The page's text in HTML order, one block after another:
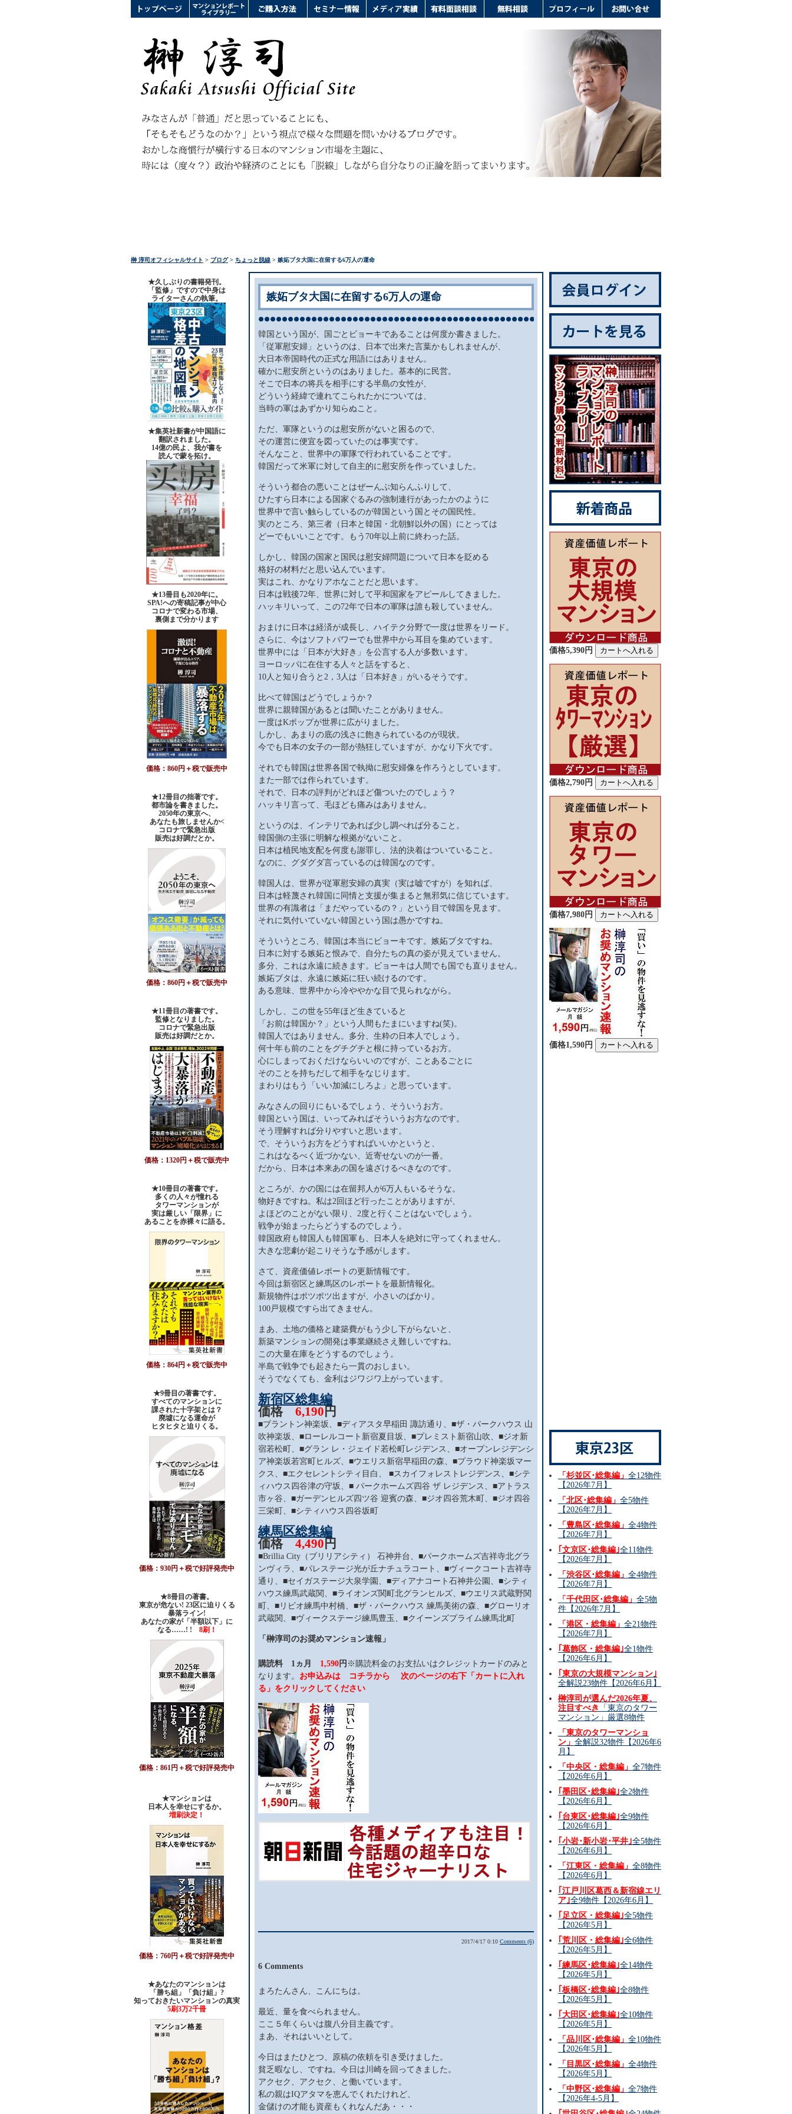
榊 淳司オフィシャルサイト > ブログ> ちょっと脱線 > 嫉妬ブタ大国に在留する6万人の運命
★久しぶりの書籍発刊。
「監修」ですので中身は
ライターさんの執筆。
★集英社新書が中国語に
翻訳されました。
14億の民よ、我が書を
読んで蒙を拓け。
★13冊目も2020年に。
SPA!への寄稿記事が中心
コロナで変わる市場、
裏側まで分かります
価格：860円＋税で販売中
★12冊目の拙著です。
都市論を書きました。
2050年の東京へ、
あなたも旅しませんか<
コロナで緊急出版
販売は好調だとか。
価格：860円＋税で販売中
★11冊目の著書です。
監修となりました。
コロナで緊急出版
販売は好調だとか。
価格：1320円＋税で販売中
★10冊目の著書です。
多くの人々が憧れる
タワーマンションが
実は厳しい「限界」に
あることを赤裸々に語る。
価格：864円＋税で販売中
★9冊目の著書です。
すべてのマンションに
課された十字架とは？
廃墟になる運命が
ヒタヒタと迫りくる。
価格：930円＋税で好評発売中
★8冊目の著書。
東京が危ない! 23区に迫りくる
暴落ライン!
あなたの家が「半額以下」に
なる……! ! 8刷！
価格：861円＋税で好評発売中
★マンションは
日本人を幸せにするか。
増刷決定！
価格：760円＋税で好評発売中
★あなたのマンションは
「勝ち組」「負け組」?
知っておきたいマンションの真実
5刷3万2千冊
嫉妬ブタ大国に在留する6万人の運命
韓国という国が、国ごとビョーキであることは何度か書きました。
「従軍慰安婦」というのは、日本で出来た言葉かもしれませんが、
大日本帝国時代の正式な用語にはありません。
確かに慰安所というのはありました。基本的に民営。
そこで日本の将兵を相手にする半島の女性が、
どういう経緯で連れてこられたかについては、
当時の軍はあずかり知らぬこと。
ただ、軍隊というのは慰安所がないと困るので、
その運営に便宜を図っていたのは事実です。
そんなこと、世界中の軍隊で行われていることです。
韓国だって米軍に対して自主的に慰安所を作っていました。
そういう都合の悪いことはぜーんぶ知らんふりして、
ひたすら日本による国家ぐるみの強制連行があったかのように
世界中で言い触らしているのが韓国という国とその国民性。
実のところ、第三者（日本と韓国・北朝鮮以外の国）にとっては
どーでもいいことです。もう70年以上前に終わった話。
しかし、韓国の国家と国民は慰安婦問題について日本を貶める
格好の材料だと思い込んでいます。
実はこれ、かなりアホなことだと思います。
日本は戦後72年、世界に対して平和国家をアピールしてきました。
ハッキリいって、この72年で日本の軍隊は誰も殺していません。
おまけに日本は経済が成長し、ハイテク分野で一度は世界をリード。
さらに、今はソフトパワーでも世界中から耳目を集めています。
世界中には「日本が大好き」を公言する人が多数います。
ヨーロッパに在住する人々と話をすると、
10人と知り合うと2，3人は「日本好き」がいるそうです。
比べて韓国はどうでしょうか？
世界に親韓国があるとは聞いたことがありません。
一度はKポップが世界に広がりました。
しかし、あまりの底の浅さに飽きられているのが現状。
今でも日本の女子の一部が熱狂していますが、かなり下火です。
それでも韓国は世界各国で執拗に慰安婦像を作ろうとしています。
また一部では作られています。
それで、日本の評判がどれほど傷ついたのでしょう？
ハッキリ言って、毛ほども痛みはありません。
というのは、インテリであれば少し調べれば分ること。
韓国側の主張に明解な根拠がないこと。
日本は植民地支配を何度も謝罪し、法的決着はついていること。
なのに、グダグダ言っているのは韓国なのです。
韓国人は、世界が従軍慰安婦の真実（実は嘘ですが）を知れば、
日本は軽蔑され韓国に同情と支援が集まると無邪気に信じています。
世界の有識者は「まだやっているの？」という目で韓国を見ます。
それに気付いていない韓国という国は愚かですね。
そういうところ、韓国は本当にビョーキです。嫉妬ブタですね。
日本に対する嫉妬と恨みで、自分たちの真の姿が見えていません。
多分、これは永遠に続きます。ビョーキは人間でも国でも直りません。
嫉妬ブタは、永遠に嫉妬に狂い続けるのです。
ある意味、世界中から冷ややかな目で見られながら。
しかし、この世を55年ほど生きていると
「お前は韓国か？」という人間もたまにいますね(笑)。
韓国人ではありません。多分、生粋の日本人でしょう。
何十年も前のことをグチグチと根に持っているお方。
心にしまっておくだけならいいのですが、ことあるごとに
そのことを持ちだして相手をなじります。
まわりはもう「いい加減にしろよ」と思っています。
みなさんの回りにもいるでしょう、そういうお方。
韓国という国は、いってみればそういうお方なのです。
そう理解すれば分りやすいと思います。
で、そういうお方をどうすればいいかというと、
これはなるべく近づかない、近寄せないのが一番。
だから、日本は本来あの国を遠ざけるべきなのです。
ところが、かの国には在留邦人が6万人もいるそうな。
物好きですね。私は2回ほど行ったことがありますが、
よほどのことがない限り、2度と行くことはないでしょう。
戦争が始まったらどうするのでしょう。
韓国政府も韓国人も韓国軍も、日本人を絶対に守ってくれません。
大きな悲劇が起こりそうな予感がします。
さて、資産価値レポートの更新情報です。
今回は新宿区と練馬区のレポートを最新情報化。
新規物件はポツポツ出ますが、小さいのばかり。
100戸規模ですら出てきません。
まあ、土地の価格と建築費がもう少し下がらないと、
新築マンションの開発は事業継続さえ難しいですね。
この大量在庫をどうするのでしょう。
半島で戦争でも起きたら一貫のおしまい。
そうでなくても、金利はジワジワ上がっています。
新宿区総集編
価格6,190 円
■ブラントン神楽坂、■ディアスタ早稲田 諏訪通り、■ザ・パークハウス 山
吹神楽坂、■ローレルコート新宿夏目坂、■プレミスト新宿山吹、■ジオ新
宿若松町、■グラン レ・ジェイド若松町レジデンス、■オープンレジデンシ
ア神楽坂若宮町ヒルズ、■ウエリス新宿早稲田の森、■プラウド神楽坂マー
クス、■エクセレントシティ目白、 ■スカイフォレストレジデンス、■シテ
ィハウス四谷津の守坂、■ パークホームズ四谷 ザ レジデンス、■アトラス
市ヶ谷、■ガーデンヒルズ四ツ谷 迎賓の森、■ジオ四谷荒木町、■ジオ四谷
三栄町、■シティハウス四谷坂町
練馬区総集編
価格 4,490 円
■Brillia City（ブリリアシティ） 石神井台、■パークホームズ吉祥寺北グラ
ンヴィラ、■パレステージ光が丘ナチュラコート、■ヴィークコート吉祥寺
通り、■セイガステージ大泉学園、■ディアナコート石神井公園、■シティ
ハウス練馬武蔵関、■ライオンズ関町北グランヒルズ、■ウエリス武蔵野関
町、■リビオ練馬中村橋、■ザ・パークハウス 練馬美術の森、■グローリオ
武蔵関、■ヴィークステージ練馬豊玉、■クイーンズプライム練馬北町
「榊淳司のお奨めマンション速報」
購読料 1ヵ月 1,590 円 ※購読料金のお支払いはクレジットカードのみと
なります。 お申込みは コチラから 次のページの右下「カートに入れ
る」をクリックしてください
2017/4/17 0:10 Comments (6)
6 Comments
まろたんさん、こんにちは。
最近、量を食べられません。
ここ５年くらいは腹八分目主義です。
まあ、それはいいとして。
今日はまたひとつ、原稿の依頼を引き受けました。
貧乏暇なし、ですね。今日は川崎を回ってきました。
アクセク、アクセク、と働いています。
私の親はIQアタマを恵んでくれたけれど、
金儲けの才能も資産もくれなんだあ・・・
価格5,390円
価格2,790円
価格7,980円
価格1,590円
「杉並区･総集編」 全12物件
【2026年7月】
「北区･総集編」 全5物件
【2026年7月】
「豊島区･総集編」 全4物件
【2026年7月】
｢文京区･総集編｣全11物件
【2026年7月】
「渋谷区･総集編」 全4物件
【2026年7月】
「千代田区･総集編」 全5物
件【2026年7月】
「港区・総集編」 全21物件
【2026年7月】
｢葛飾区・総集編｣全1物件
【2026年6月】
｢東京の大規模マンション｣
全解説23物件【2026年6月】
榊淳司が選んだ2026年夏、
注目すべき
「東京のタワー
マンション」厳選8物件
「東京のタワーマンショ
ン」 全解説32物件【2026年6
月】
「中央区・総集編」 全7物件
【2026年6月】
｢墨田区･総集編｣全2物件
【2026年6月】
｢台東区･総集編｣全9物件
【2026年6月】
｢小岩･新小岩･平井｣全5物件
【2026年6月】
「江東区・総集編」 全8物件
【2026年6月】
｢江戸川区葛西＆新宿線エリ
ア｣全9物件【2026年6月】
｢足立区・総集編｣全5物件
【2026年5月】
｢荒川区・総集編｣全6物件
【2026年5月】
｢練馬区･総集編｣全14物件
【2026年5月】
｢板橋区･総集編｣全8物件
【2026年5月】
｢大田区･総集編｣全10物件
【2026年5月】
「品川区･総集編」 全10物件
【2026年5月】
「目黒区･総集編」 全4物件
【2026年5月】
「中野区･総集編」 全7物件
【2026年4-5月】